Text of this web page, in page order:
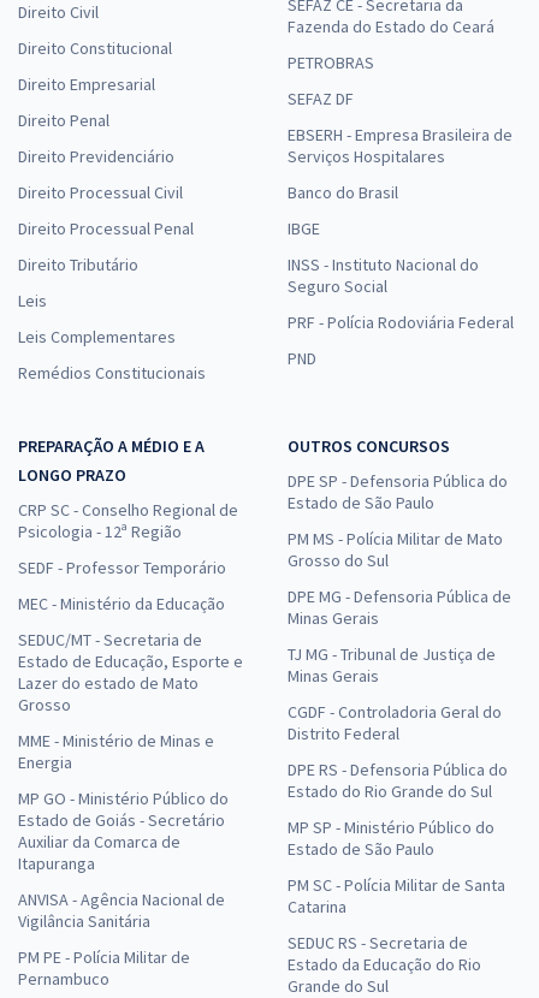
Direito Civil
Direito Constitucional
Direito Empresarial
Direito Penal
Direito Previdenciário
Direito Processual Civil
Direito Processual Penal
Direito Tributário
Leis
Leis Complementares
Remédios Constitucionais
SEFAZ CE - Secretaria da
Fazenda do Estado do Ceará
PETROBRAS
SEFAZ DF
EBSERH - Empresa Brasileira de
Serviços Hospitalares
Banco do Brasil
IBGE
INSS - Instituto Nacional do
Seguro Social
PRF - Polícia Rodoviária Federal
PND
PREPARAÇÃO A MÉDIO E A
LONGO PRAZO
CRP SC - Conselho Regional de
Psicologia - 12ª Região
SEDF - Professor Temporário
MEC - Ministério da Educação
SEDUC/MT - Secretaria de
Estado de Educação, Esporte e
Lazer do estado de Mato
Grosso
MME - Ministério de Minas e
Energia
MP GO - Ministério Público do
Estado de Goiás - Secretário
Auxiliar da Comarca de
Itapuranga
ANVISA - Agência Nacional de
Vigilância Sanitária
PM PE - Polícia Militar de
Pernambuco
OUTROS CONCURSOS
DPE SP - Defensoria Pública do
Estado de São Paulo
PM MS - Polícia Militar de Mato
Grosso do Sul
DPE MG - Defensoria Pública de
Minas Gerais
TJ MG - Tribunal de Justiça de
Minas Gerais
CGDF - Controladoria Geral do
Distrito Federal
DPE RS - Defensoria Pública do
Estado do Rio Grande do Sul
MP SP - Ministério Público do
Estado de São Paulo
PM SC - Polícia Militar de Santa
Catarina
SEDUC RS - Secretaria de
Estado da Educação do Rio
Grande do Sul